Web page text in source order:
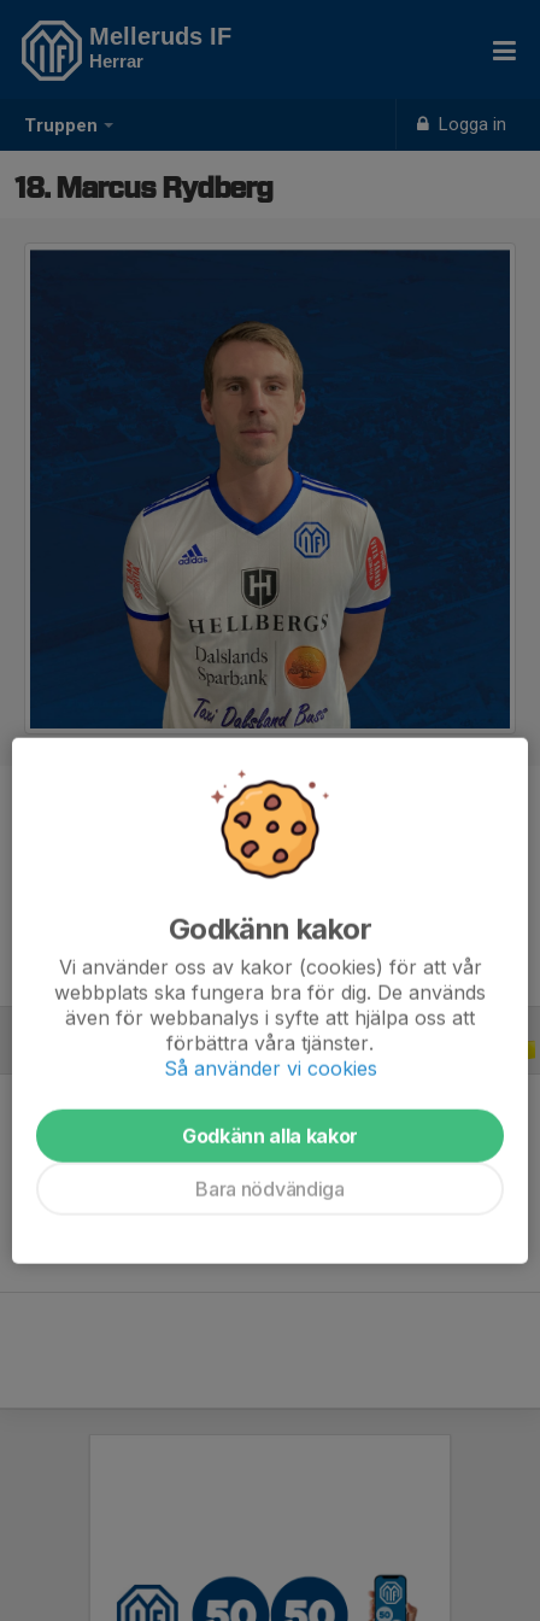
Truppen Logga in
Melleruds IF
Herrar
18. Marcus Rydberg
Back
31 år
2017
Ingen statistik finns för detta år
Godkänn kakor
Vi använder oss av kakor (cookies) för att vår
webbplats ska fungera bra för dig. De används
även för webbanalys i syfte att hjälpa oss att
förbättra våra tjänster.
Så använder vi cookies
Godkänn alla kakor
Bara nödvändiga